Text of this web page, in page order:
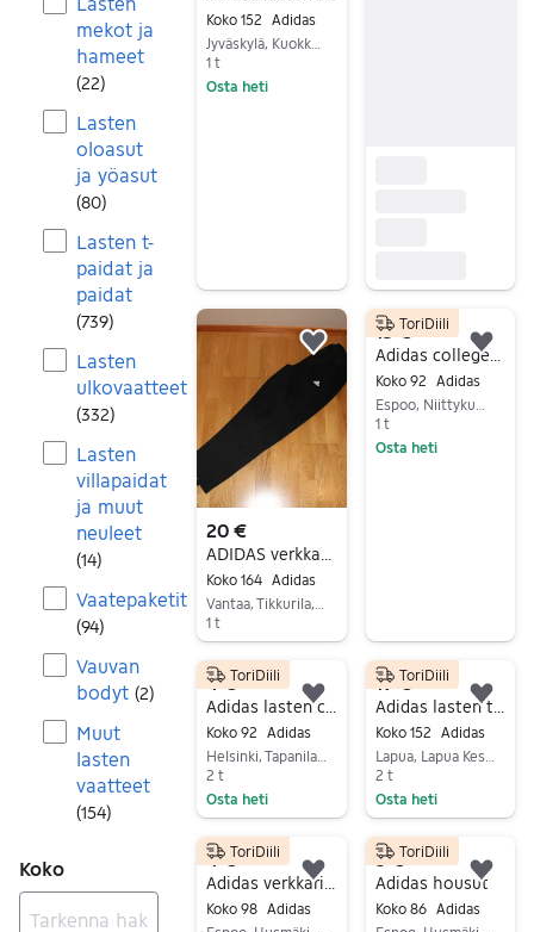
mekot ja
hameet
(22)
Lasten
oloasut
ja yöasut
(80)
Lasten t-
paidat ja
paidat
(739)
Lasten
ulkovaatteet
(332)
Lasten
villapaidat
ja muut
neuleet
(14)
Vaatepaketit
(94)
Vauvan
bodyt (2)
Muut
lasten
vaatteet
(154)
Koko
Koko 152
Adidas
1 t
Osta heti
20 €
Koko 164 Adidas
1 t
Lisää suosikiksi.
15 €
Koko 92
Adidas
1 t
Osta heti
ToriDiili
4 €
Koko 92
Adidas
2 t
Osta heti
ToriDiili
Lisää suosikiksi.
19 €
Koko 152
Adidas
2 t
Osta heti
ToriDiili
4 €
Koko 98 Adidas
ToriDiili
Lisää suosikiksi.
3 €
Adidas housut
Koko 86 Adidas
ToriDiili